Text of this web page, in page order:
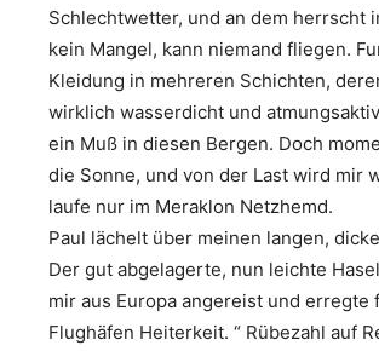
Schlechtwetter, und an dem herrscht
kein Mangel, kann niemand fliegen.
Kleidung in mehreren Schichten,
wirklich wasserdicht und
ein Muß in diesen Bergen. Doch
die Sonne, und von der Last wird mir
laufe nur im Meraklon Netzhemd.
Paul lächelt über meinen langen,
Der gut abgelagerte, nun leichte
mir aus Europa angereist und erregte
Flughäfen Heiterkeit. “ Rübezahl auf